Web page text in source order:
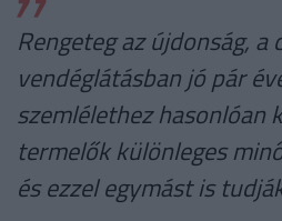
Rengeteg az újdonság, a
vendéglátásban jó pár
szemlélethez hasonlóan
termelők különleges
és ezzel egymást is